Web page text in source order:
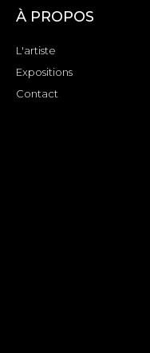
À PROPOS
L'artiste
Expositions
Contact